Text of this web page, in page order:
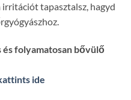
irritációt tapasztalsz, hagyd
és folyamatosan bővülő
ide